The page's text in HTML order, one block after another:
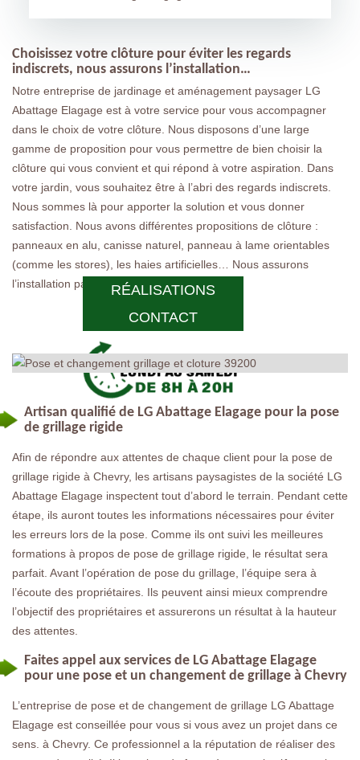
RÉALISATIONS
CONTACT
Choisissez votre clôture pour éviter les regards
indiscrets, nous assurons l’installation…
Notre entreprise de jardinage et aménagement paysager LG
Abattage Elagage est à votre service pour vous accompagner
dans le choix de votre clôture. Nous disposons d’une large
gamme de proposition pour vous permettre de bien choisir la
clôture qui vous convient et qui répond à votre aspiration. Dans
votre jardin, vous souhaitez être à l’abri des regards indiscrets.
Nous sommes là pour apporter la solution et vous donner
satisfaction. Nous avons différentes propositions de clôture :
panneaux en alu, canisse naturel, panneau à lame orientables
(comme les stores), les haies artificielles… Nous assurons
l’installation parfaite.
Artisan qualifié de LG Abattage Elagage pour la pose
de grillage rigide
Afin de répondre aux attentes de chaque client pour la pose de
grillage rigide à Chevry, les artisans paysagistes de la société LG
Abattage Elagage inspectent tout d’abord le terrain. Pendant cette
étape, ils auront toutes les informations nécessaires pour éviter
les erreurs lors de la pose. Comme ils ont suivi les meilleures
formations à propos de pose de grillage rigide, le résultat sera
parfait. Avant l’opération de pose du grillage, l’équipe sera à
l’écoute des propriétaires. Ils peuvent ainsi mieux comprendre
l’objectif des propriétaires et assurerons un résultat à la hauteur
des attentes.
Faites appel aux services de LG Abattage Elagage
pour une pose et un changement de grillage à Chevry
L’entreprise de pose et de changement de grillage LG Abattage
Elagage est conseillée pour vous si vous avez un projet dans ce
sens. à Chevry. Ce professionnel a la réputation de réaliser des